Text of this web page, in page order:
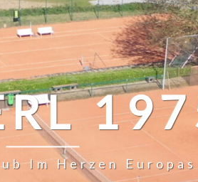
Im Herzen Europas